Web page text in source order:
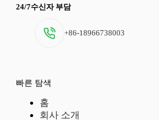
24/7수신자 부담
+86-18966738003
빠른 탐색
홈
회사 소개